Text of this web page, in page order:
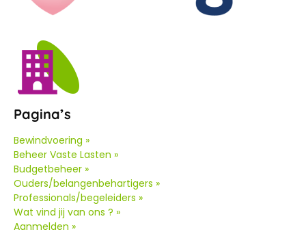
Pagina’s
Bewindvoering »
Beheer Vaste Lasten »
Budgetbeheer »
Ouders/belangenbehartigers »
Professionals/begeleiders »
Wat vind jij van ons ? »
Aanmelden »